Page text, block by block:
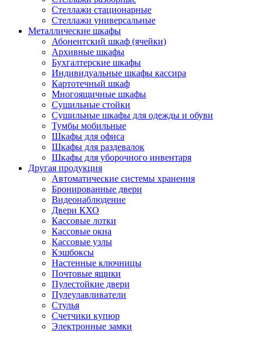
Стеллажи стационарные
Стеллажи универсальные
Металлические шкафы
Абонентский шкаф (ячейки)
Архивные шкафы
Бухгалтерские шкафы
Индивидуальные шкафы кассира
Картотечный шкаф
Многоящичные шкафы
Сушильные стойки
Сушильные шкафы для одежды и обуви
Тумбы мобильные
Шкафы для офиса
Шкафы для раздевалок
Шкафы для уборочного инвентаря
Другая продукция
Автоматические системы хранения
Бронированные двери
Видеонаблюдение
Двери КХО
Кассовые лотки
Кассовые окна
Кассовые узлы
Кэшбоксы
Настенные ключницы
Почтовые ящики
Пулестойкие двери
Пулеулавливатели
Стулья
Счетчики купюр
Электронные замки